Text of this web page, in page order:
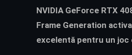
NVIDIA GeForce RTX
Frame Generation
excelentă pentru un joc